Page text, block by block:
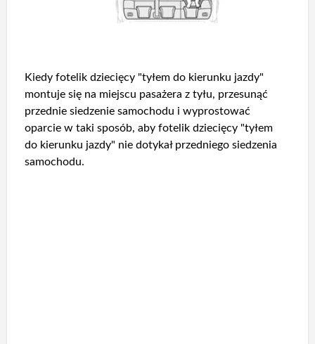
Kiedy fotelik dziecięcy "tyłem do kierunku jazdy"
montuje się na miejscu pasażera z tyłu, przesunąć
przednie siedzenie samochodu i wyprostować
oparcie w taki sposób, aby fotelik dziecięcy "tyłem
do kierunku jazdy" nie dotykał przedniego siedzenia
samochodu.